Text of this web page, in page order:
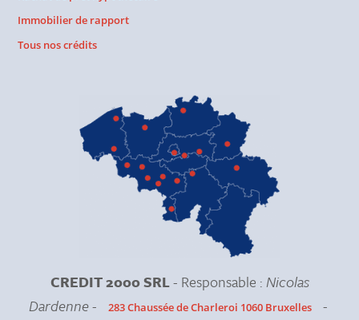
Immobilier de rapport
Tous nos crédits
CREDIT 2000 SRL- Responsable :Nicolas
Dardenne- 283 Chaussée de Charleroi 1060 Bruxelles -